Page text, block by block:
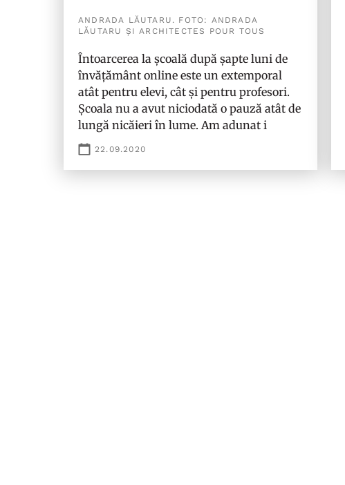
ANDRADA LĂUTARU. FOTO: ANDRADA
LĂUTARU ȘI ARCHITECTES POUR TOUS
Întoarcerea la școală după șapte luni de
învățământ online este un extemporal
atât pentru elevi, cât și pentru profesori.
Școala nu a avut niciodată o pauză atât de
lungă nicăieri în lume. Am adunat i
22.09.2020